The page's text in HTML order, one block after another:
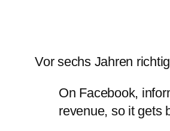
Vor sechs Jahren
On Facebook,
revenue, so it gets